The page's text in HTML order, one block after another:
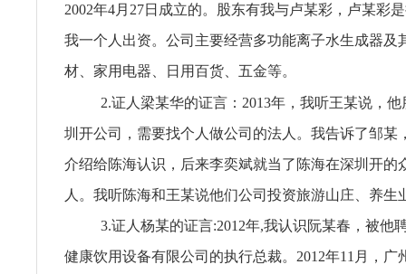
2002年4月27日成立的。股东有我与卢某彩，卢某彩
我一个人出资。公司主要经营多功能离子水生成器及
材、家用电器、日用百货、五金等。
2.证人梁某华的证言：2013年，我听王某说，
圳开公司，需要找个人做公司的法人。我告诉了邹某
介绍给陈海认识，后来李奕斌就当了陈海在深圳开的
人。我听陈海和王某说他们公司投资旅游山庄、养生
3.证人杨某的证言:2012年,我认识阮某春，被他
健康饮用设备有限公司的执行总裁。2012年11月，广